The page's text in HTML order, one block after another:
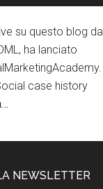
su questo blog
ha lanciato
case history
NEWSLETTER